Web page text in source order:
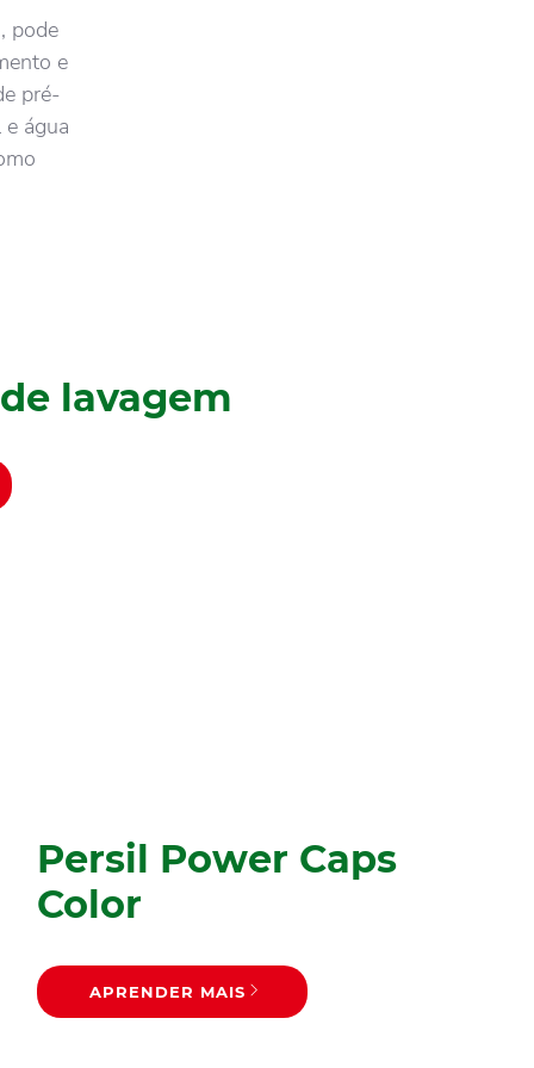
pode
e
pré-
água
lavagem
Persil Power Caps
Color
APRENDER MAIS